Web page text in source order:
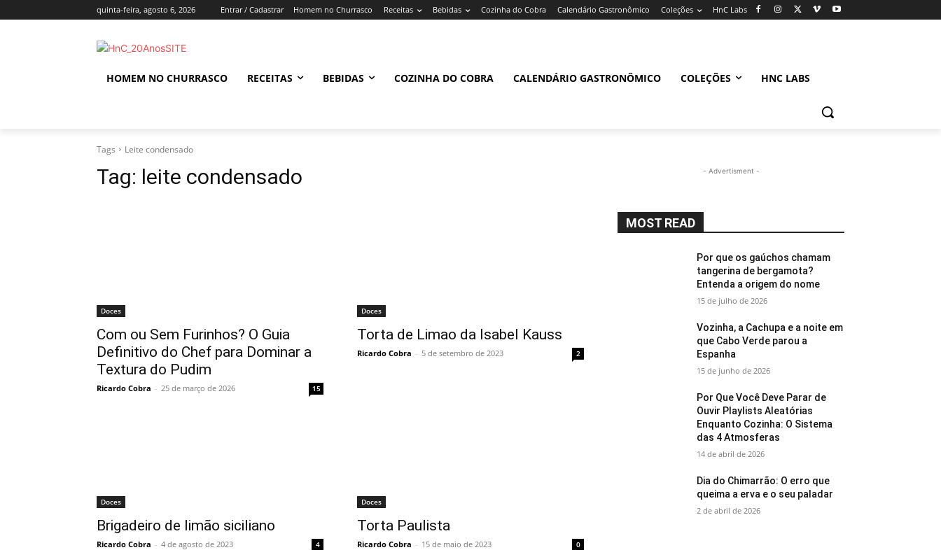
quinta-feira, agosto 6, 2026 Entrar / Cadastrar Homem no Churrasco Receitas Bebidas Cozinha do Cobra Calendário Gastronômico Coleções HnC Labs
HOMEM NO CHURRASCO RECEITAS BEBIDAS COZINHA DO COBRA CALENDÁRIO GASTRONÔMICO COLEÇÕES HNC LABS
Tags Leite condensado
Tag: leite condensado
Doces
Com ou Sem Furinhos? O Guia
Definitivo do Chef para Dominar a
Textura do Pudim
Ricardo Cobra - 25 de março de 2026 15
Doces
Torta de Limao da Isabel Kauss
Ricardo Cobra - 5 de setembro de 2023 2
Doces
Brigadeiro de limão siciliano
Ricardo Cobra - 4 de agosto de 2023 4
Doces
Torta Paulista
Ricardo Cobra - 15 de maio de 2023 0
- Advertisment -
MOST READ
Por que os gaúchos chamam
tangerina de bergamota?
Entenda a origem do nome
15 de julho de 2026
Vozinha, a Cachupa e a noite em
que Cabo Verde parou a
Espanha
15 de junho de 2026
Por Que Você Deve Parar de
Ouvir Playlists Aleatórias
Enquanto Cozinha: O Sistema
das 4 Atmosferas
14 de abril de 2026
Dia do Chimarrão: O erro que
queima a erva e o seu paladar
2 de abril de 2026